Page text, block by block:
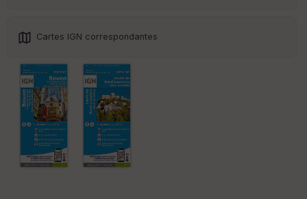
Cartes IGN correspondantes